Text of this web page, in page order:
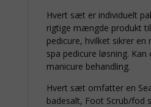
Hvert sæt er individuelt
rigtige mængde produkt
pedicure, hvilket sikrer en
spa pedicure løsning. Kan
manicure behandling.
Hvert sæt omfatter en
badesalt, Foot Scrub/fod